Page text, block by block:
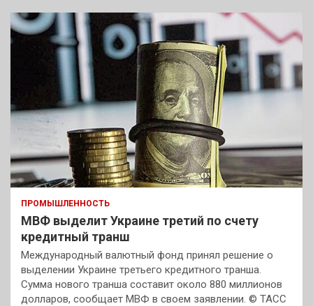
ПРОМЫШЛЕННОСТЬ
МВФ выделит Украине третий по счету
кредитный транш
Международный валютный фонд принял решение о
выделении Украине третьего кредитного транша.
Сумма нового транша составит около 880 миллионов
долларов, сообщает МВФ в своем заявлении. © ТАСС